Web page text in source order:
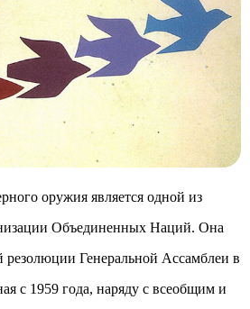
оружия является одной из
Объединенных Наций. Она
резолюции Генеральной Ассамблеи в
с 1959 года, наряду с всеобщим и